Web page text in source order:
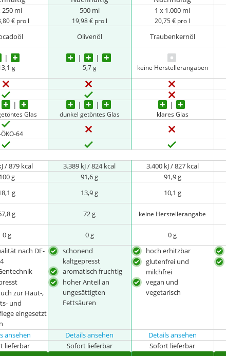
250 ml
€ pro l
500 ml
19,98 € pro l
1 x 1.000 ml
20,75 € pro l
Olivenöl Traubenkernöl
g 5,7 g keine Herstellerangaben
Glas dunkel getöntes Glas klares Glas
ÖKO-64
/ 879 kcal 3.389 kJ / 824 kcal 3.400 kJ / 827 kcal
100 g 91,6 g 91,9 g
g 13,9 g 10,1 g
g 72 g keine Herstellerangabe
0 g 0 g 0 g
nach DE-
zur Haut-,
und
eingesetzt
schonend
kaltgepresst
aromatisch fruchtig
hoher Anteil an
ungesättigten
Fettsäuren
hoch erhitzbar
glutenfrei und
milchfrei
vegan und
vegetarisch
ansehen Details ansehen Details ansehen
lieferbar Sofort lieferbar Sofort lieferbar